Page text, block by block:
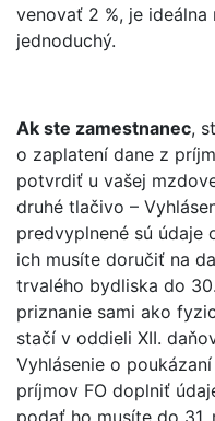
venovať 2 %, je
jednoduchý.
Ak ste zamestnanec,
o zaplatení dane z
potvrdiť u vašej
druhé tlačivo –
predvyplnené sú údaje
ich musíte doručiť na
trvalého bydliska do
priznanie sami ako
stačí v oddieli XII.
Vyhlásenie o
príjmov FO doplniť
podať ho musíte do